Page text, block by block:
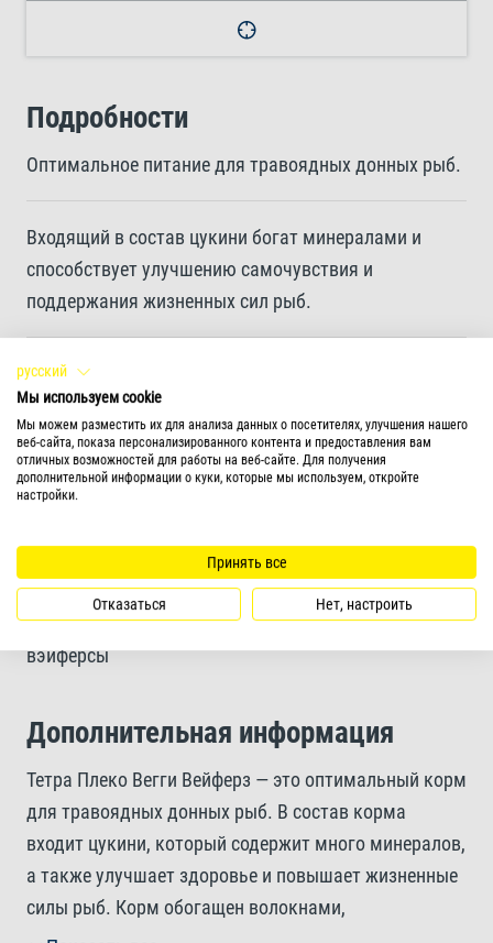
Подробности
Оптимальное питание для травоядных донных рыб.
Входящий в состав цукини богат минералами и
способствует улучшению самочувствия и
поддержания жизненных сил рыб.
Корм обогащен волокнами, необходимыми для
здорового пищеварения
Благодаря твердой консистенции пластинки не
загрязняют воду
Форма корма
вэйферсы
Дополнительная информация
Тетра Плеко Вегги Вейферз — это оптимальный корм
для травоядных донных рыб. В состав корма
входит цукини, который содержит много минералов,
а также улучшает здоровье и повышает жизненные
силы рыб. Корм обогащен волокнами,
русский
Мы используем cookie
Мы можем разместить их для анализа данных о посетителях, улучшения нашего
веб-сайта, показа персонализированного контента и предоставления вам
отличных возможностей для работы на веб-сайте. Для получения
дополнительной информации о куки, которые мы используем, откройте
настройки.
Принять все
Отказаться Нет, настроить